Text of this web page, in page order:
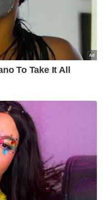
petrol,
menjual
Setia di
IPU tidak sihat
motosikal
pendaftaran
BMW